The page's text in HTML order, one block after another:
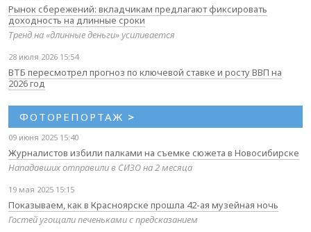
Рынок сбережений: вкладчикам предлагают фиксировать
доходность на длинные сроки
Тренд на «длинные деньги» усиливается
28 июля 2026 15:54
ВТБ пересмотрел прогноз по ключевой ставке и росту ВВП на
2026 год
ФОТОРЕПОРТАЖ >
09 июня 2025 15:40
Журналистов избили палками на съемке сюжета в Новосибирске
Нападавших отправили в СИЗО на 2 месяца
19 мая 2025 15:15
Показываем, как в Красноярске прошла 42-ая музейная ночь
Гостей угощали печеньками с предсказанием